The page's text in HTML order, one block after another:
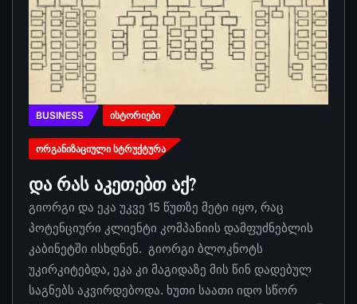
BUSINESS ᲘᲡᲢᲝᲠᲘᲔᲑᲘ
ᲝᲠᲒᲐᲜᲘᲖᲐᲪᲘᲣᲚᲘ ᲡᲢᲠᲣᲥᲢᲣᲠᲐ
და რას აკეთებთ აქ?
გიორგი და ეკა უკვე 15 წუთზე მეტი იყო, რაც
პოტენციური კლიენტი კომპანიის დამფუძნებლის
კაბინეტში ისხდნენ. გიორგი ბლოკნოტს
უკირკიტებდა, ეკა კი მაგიდაზე მის წინ დადებულ
საგნებს აკვირდებოდა. ხუთი საათი იდო სწორ